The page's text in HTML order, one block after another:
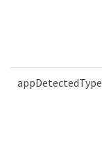
appDetectedType